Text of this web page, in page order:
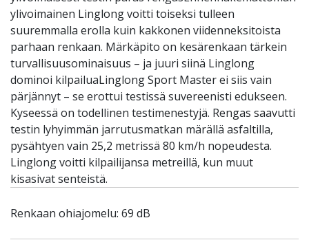
ylivoimainen Linglong voitti toiseksi tulleen
suuremmalla erolla kuin kakkonen viidenneksitoista
parhaan renkaan. Märkäpito on kesärenkaan tärkein
turvallisuusominaisuus – ja juuri siinä Linglong
dominoi kilpailuaLinglong Sport Master ei siis vain
pärjännyt – se erottui testissä suvereenisti edukseen.
Kyseessä on todellinen testimenestyjä. Rengas saavutti
testin lyhyimmän jarrutusmatkan märällä asfaltilla,
pysähtyen vain 25,2 metrissä 80 km/h nopeudesta.
Linglong voitti kilpailijansa metreillä, kun muut
kisasivat senteistä.
Renkaan ohiajomelu: 69 dB